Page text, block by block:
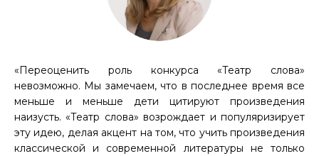
«Переоценить роль конкурса «Театр слова»
невозможно. Мы замечаем, что в последнее время все
меньше и меньше дети цитируют произведения
наизусть. «Театр слова» возрождает и популяризирует
эту идею, делая акцент на том, что учить произведения
классической и современной литературы не только